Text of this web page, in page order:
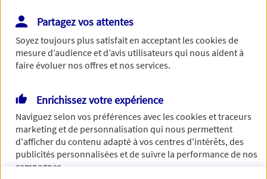
Vous disposez de droits sur les informations vous concernant. Pour
plus d’informations,cliquez ici.
Partagez vos attentes
Soyez toujours plus satisfait en acceptant lescookiesde
mesure d’audience et d’avis utilisateurs qui nous aident à
faire évoluer nos offres et nos services.
Enrichissez votre expérience
Naviguez selon vos préférences avec lescookies et traceurs
marketing et de personnalisation qui nous permettent
d'afficher du contenu adapté à vos centres d'intérêts, des
publicités personnalisées et de suivre la performance de nos
campagnes.